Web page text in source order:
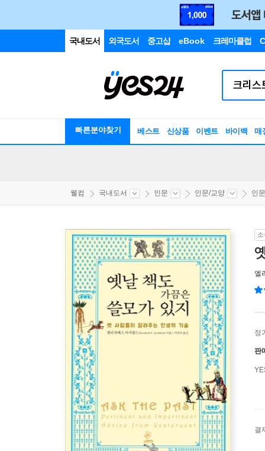
국내도서 외국도서 중고샵 eBook 크레마클럽
빠른분야찾기 베스트 신상품 이벤트 바이백 매
웰컴 국내도서 인문 인문/교양 인
엘
정
판
결